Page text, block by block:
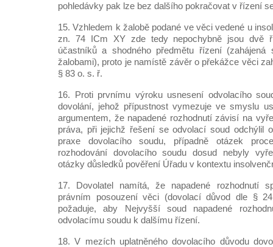
pohledávky pak lze bez dalšího pokračovat v řízení
15. Vzhledem k žalobě podané ve věci vedené u
zn. 74 ICm XY zde tedy nepochybně jsou dvě
účastníků a shodného předmětu řízení (zahájená
žalobami), proto je namístě závěr o překážce věci
§ 83 o. s. ř.
16. Proti prvnímu výroku usnesení odvolacího
dovolání, jehož přípustnost vymezuje ve smyslu
argumentem, že napadené rozhodnutí závisí na
práva, při jejichž řešení se odvolací soud odchýlil
praxe dovolacího soudu, případně otázek
rozhodování dovolacího soudu dosud nebyly
otázky důsledků pověření Úřadu v kontextu
17. Dovolatel namítá, že napadené rozhodnutí
právním posouzení věci (dovolací důvod dle §
požaduje, aby Nejvyšší soud napadené
odvolacímu soudu k dalšímu řízení.
18. V mezích uplatněného dovolacího důvodu